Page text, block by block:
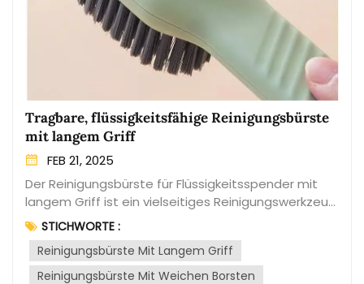
Tragbare, flüssigkeitsfähige Reinigungsbürste
mit langem Griff
FEB 21, 2025
Der Reinigungsbürste für Flüssigkeitsspender mit
langem Griff ist ein vielseitiges Reinigungswerkzeug,
das Reinigungsaufgaben bequemer und effizienter
macht. Dank ihres einzigartigen Designs und ihrer
Funktionalität ermöglicht diese Bürste das einfache
Auftragen von Reinigungsflüssigkeit beim
STICHWORTE :
Reinigungsbürste Mit Langem Griff
Reinigungsbürste Mit Weichen Borsten